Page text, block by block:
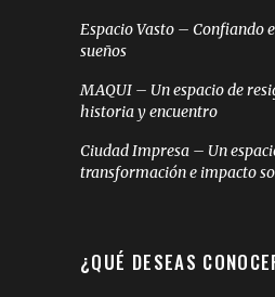
Espacio Vasto – Confiando
sueños
MAQUI – Un espacio de
historia y encuentro
Ciudad Impresa – Un
transformación e impacto
¿QUÉ DESEAS